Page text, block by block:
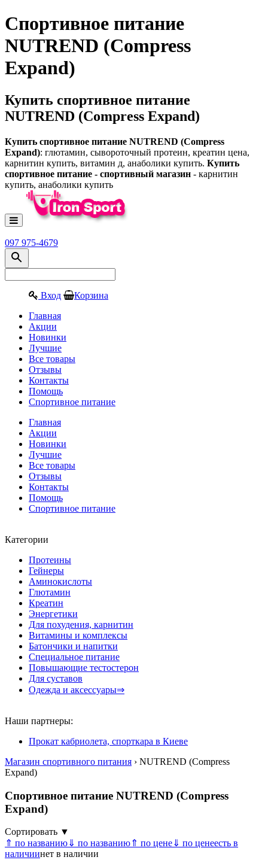
Спортивное питание
NUTREND (Compress
Expand)
Купить спортивное питание
NUTREND (Compress Expand)
Купить спортивное питание NUTREND (Compress
Expand): глютамин, сывороточный протеин, креатин цена,
карнитин купить, витамин д, анаболики купить. Купить
спортивное питание - спортивный магазин - карнитин
купить, анаболики купить
097 975-4679
Вход Корзина
Главная
Акции
Новинки
Лучшие
Все товары
Отзывы
Контакты
Помощь
Спортивное питание
Главная
Акции
Новинки
Лучшие
Все товары
Отзывы
Контакты
Помощь
Спортивное питание
Категории
Протеины
Гейнеры
Аминокислоты
Глютамин
Креатин
Энергетики
Для похудения, карнитин
Витамины и комплексы
Батончики и напитки
Специальное питание
Повышающие тестостерон
Для суставов
Одежда и аксессуары⇒
Наши партнеры:
Прокат кабриолета, спорткара в Киеве
Магазин спортивного питания › NUTREND (Compress
Expand)
Спортивное питание NUTREND (Compress
Expand)
Сортировать ▼
⇑ по названию⇓ по названию⇑ по цене⇓ по ценеесть в
наличиинет в наличии